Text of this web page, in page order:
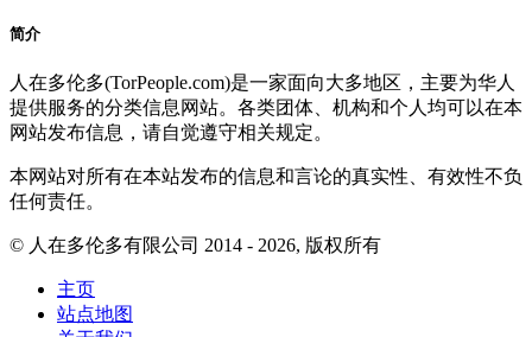
简介
人在多伦多(TorPeople.com)是一家面向大多地区，主要为华人
提供服务的分类信息网站。各类团体、机构和个人均可以在本
网站发布信息，请自觉遵守相关规定。
本网站对所有在本站发布的信息和言论的真实性、有效性不负
任何责任。
© 人在多伦多有限公司 2014 - 2026, 版权所有
主页
站点地图